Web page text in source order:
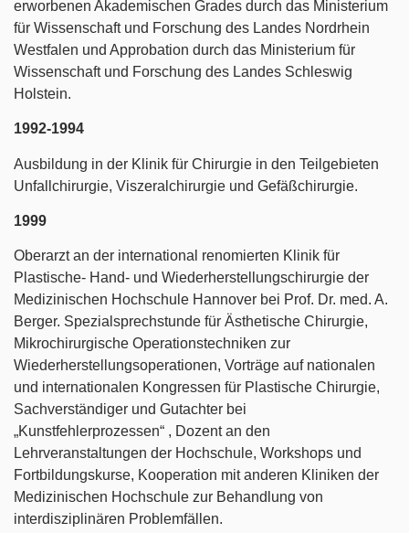
erworbenen Akademischen Grades durch das Ministerium
für Wissenschaft und Forschung des Landes Nordrhein
Westfalen und Approbation durch das Ministerium für
Wissenschaft und Forschung des Landes Schleswig
Holstein.
1992-1994
Ausbildung in der Klinik für Chirurgie in den Teilgebieten
Unfallchirurgie, Viszeralchirurgie und Gefäßchirurgie.
1999
Oberarzt an der international renomierten Klinik für
Plastische- Hand- und Wiederherstellungschirurgie der
Medizinischen Hochschule Hannover bei Prof. Dr. med. A.
Berger. Spezialsprechstunde für Ästhetische Chirurgie,
Mikrochirurgische Operationstechniken zur
Wiederherstellungsoperationen, Vorträge auf nationalen
und internationalen Kongressen für Plastische Chirurgie,
Sachverständiger und Gutachter bei
„Kunstfehlerprozessen“ , Dozent an den
Lehrveranstaltungen der Hochschule, Workshops und
Fortbildungskurse, Kooperation mit anderen Kliniken der
Medizinischen Hochschule zur Behandlung von
interdisziplinären Problemfällen.